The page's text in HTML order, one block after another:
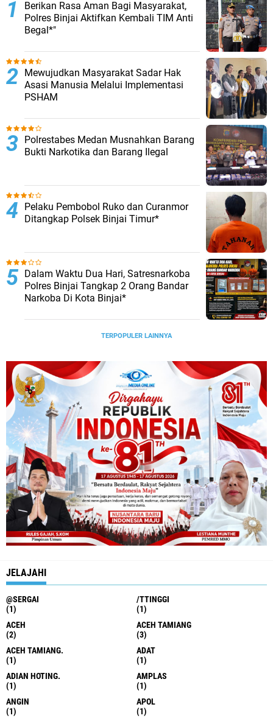
Berikan Rasa Aman Bagi Masyarakat,
Polres Binjai Aktifkan Kembali TIM Anti
Begal*"
Mewujudkan Masyarakat Sadar Hak
Asasi Manusia Melalui Implementasi
PSHAM
Polrestabes Medan Musnahkan Barang
Bukti Narkotika dan Barang Ilegal
Pelaku Pembobol Ruko dan Curanmor
Ditangkap Polsek Binjai Timur*
Dalam Waktu Dua Hari, Satresnarkoba
Polres Binjai Tangkap 2 Orang Bandar
Narkoba Di Kota Binjai*
TERPOPULER LAINNYA
JELAJAHI
@SERGAI
(1)
/TTINGGI
(1)
ACEH
(2)
ACEH TAMIANG
(3)
ACEH TAMIANG.
(1)
ADAT
(1)
ADIAN HOTING.
(1)
AMPLAS
(1)
ANGIN
(1)
APOL
(1)